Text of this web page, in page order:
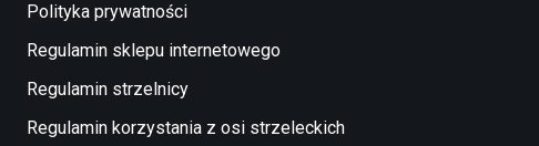
Polityka prywatności
Regulamin sklepu internetowego
Regulamin strzelnicy
Regulamin korzystania z osi strzeleckich